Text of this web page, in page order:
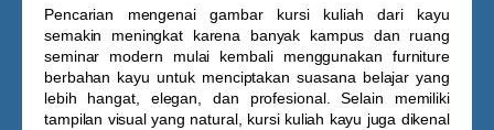
Pencarian mengenaigambar kursi kuliah dari kayu
semakin meningkat karena banyak kampus dan ruang
seminar modern mulai kembali menggunakan furniture
berbahan kayu untuk menciptakan suasana belajar yang
lebih hangat, elegan, dan profesional. Selain memiliki
tampilan visual yang natural, kursi kuliah kayu juga dikenal